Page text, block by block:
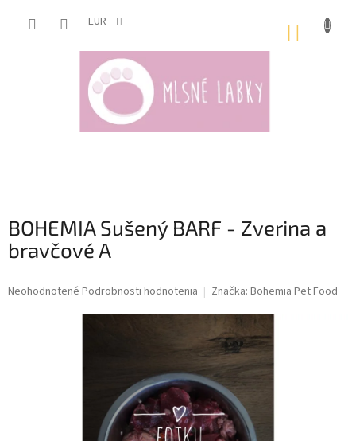
EUR
BOHEMIA Sušený BARF - Zverina a
bravčové A
Priemerné
Neohodnotené Podrobnosti hodnotenia Značka: Bohemia Pet Food